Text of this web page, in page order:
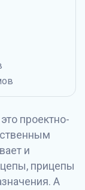
проектно-
и
прицепы
А